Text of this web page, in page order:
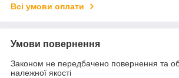
Всі умови оплати
Умови повернення
Законом не передбачено повернення та
належної якості